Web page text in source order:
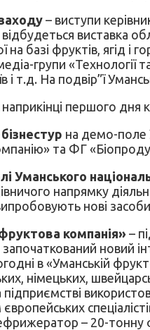
– виступи
виставка
на базі фруктів, ягід
групи «Технології
і т.д. На подвір”ї
першого дня
бізнестур на демо-поле
та ФГ
Уманського
напрямку
нові
компанія» –
започаткований новий
в «Уманській
німецьких,
підприємстві
– 20-тонну